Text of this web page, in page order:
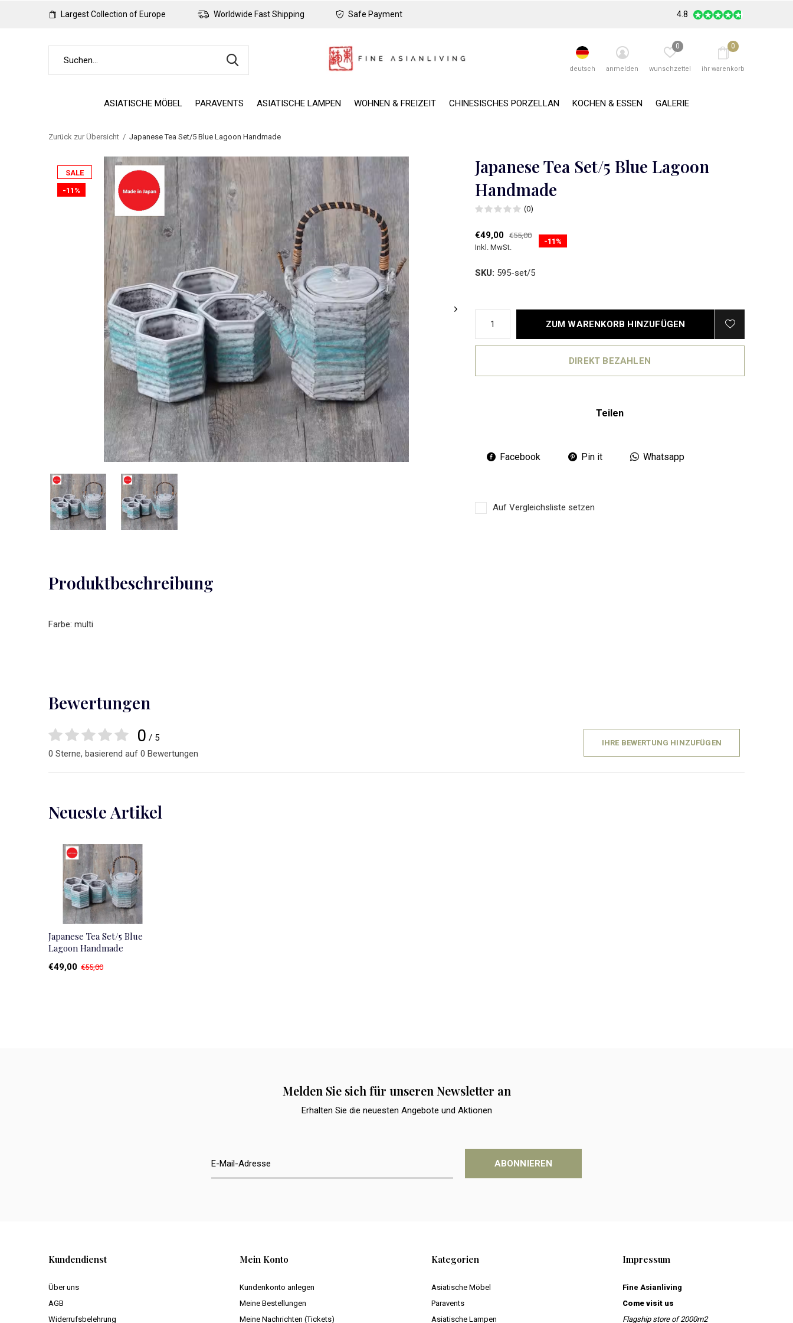
ASIATISCHE MÖBEL PARAVENTS ASIATISCHE LAMPEN WOHNEN & FREIZEIT CHINESISCHES PORZELLAN KOCHEN & ESSEN GALERIE
deutsch anmelden wunschzettel
0
ihr warenkorb
0
Largest Collection of Europe Worldwide Fast Shipping Safe Payment 4.8
Zurück zur Übersicht Japanese Tea Set/5 Blue Lagoon Handmade
SALE
-11%
Japanese Tea Set/5 Blue Lagoon
Handmade
(0)
€49,00 €55,00
Inkl. MwSt.
-11%
SKU: 595-set/5
ZUM WARENKORB HINZUFÜGEN
DIREKT BEZAHLEN
Teilen
Facebook Pin it Whatsapp
Auf Vergleichsliste setzen
Produktbeschreibung
Farbe: multi
Bewertungen
0 / 5
0 Sterne, basierend auf 0 Bewertungen
IHRE BEWERTUNG HINZUFÜGEN
Neueste Artikel
Japanese Tea Set/5 Blue
Lagoon Handmade
€49,00 €55,00
Melden Sie sich für unseren Newsletter an
Erhalten Sie die neuesten Angebote und Aktionen
ABONNIEREN
Kundendienst
Über uns
AGB
Widerrufsbelehrung
Mein Konto
Kundenkonto anlegen
Meine Bestellungen
Meine Nachrichten (Tickets)
Kategorien
Asiatische Möbel
Paravents
Asiatische Lampen
Impressum
Fine Asianliving
Come visit us
Flagship store of 2000m2